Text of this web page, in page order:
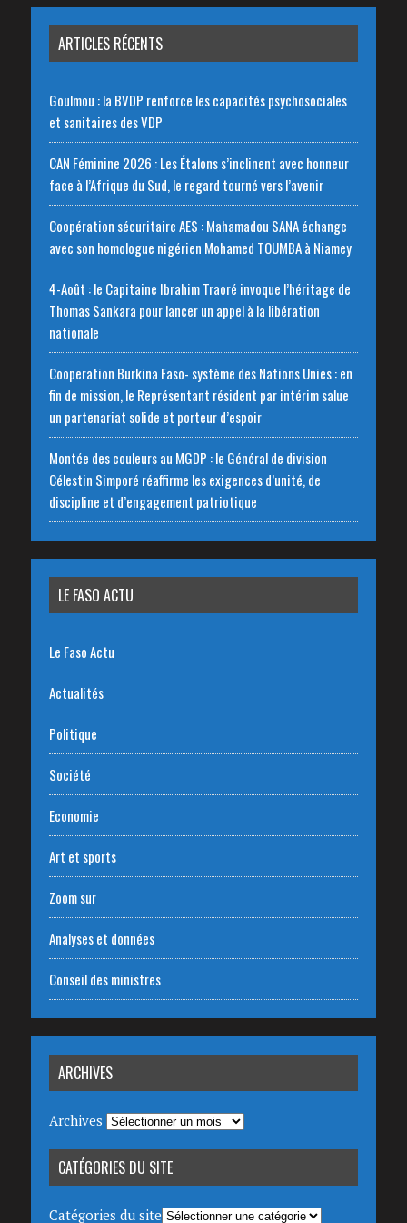
ARTICLES RÉCENTS
Goulmou : la BVDP renforce les capacités psychosociales
et sanitaires des VDP
CAN Féminine 2026 : Les Étalons s’inclinent avec honneur
face à l’Afrique du Sud, le regard tourné vers l’avenir
Coopération sécuritaire AES : Mahamadou SANA échange
avec son homologue nigérien Mohamed TOUMBA à Niamey
4-Août : le Capitaine Ibrahim Traoré invoque l’héritage de
Thomas Sankara pour lancer un appel à la libération
nationale
‎Cooperation Burkina Faso- système des Nations Unies : en
fin de mission, le Représentant résident par intérim salue
un partenariat solide et porteur d’espoir
Montée des couleurs au MGDP : le Général de division
Célestin Simporé réaffirme les exigences d’unité, de
discipline et d’engagement patriotique
LE FASO ACTU
Le Faso Actu
Actualités
Politique
Société
Economie
Art et sports
Zoom sur
Analyses et données
Conseil des ministres
ARCHIVES
Archives
CATÉGORIES DU SITE
Catégories du site